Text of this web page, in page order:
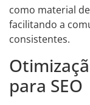
como material
facilitando a
consistentes.
para SEO